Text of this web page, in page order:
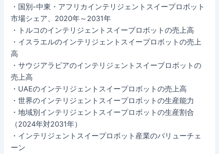
・国別-中東・アフリカインテリジェントスイープロボット
市場シェア、2020年～2031年
・トルコのインテリジェントスイープロボットの売上高
・イスラエルのインテリジェントスイープロボットの売上
高
・サウジアラビアのインテリジェントスイープロボットの
売上高
・UAEのインテリジェントスイープロボットの売上高
・世界のインテリジェントスイープロボットの生産能力
・地域別インテリジェントスイープロボットの生産割合
（2024年対2031年）
・インテリジェントスイープロボット産業のバリューチェ
ーン